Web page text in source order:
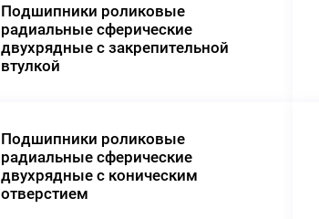
Подшипники роликовые
радиальные сферические
двухрядные с закрепительной
втулкой
Подшипники роликовые
радиальные сферические
двухрядные с коническим
отверстием